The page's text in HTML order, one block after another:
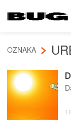
OZNAKA